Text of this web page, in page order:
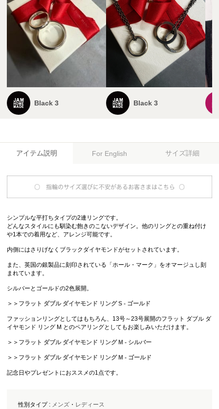
Black 3 Black 3
アイテム説明 For English サイズ詳細
シンプルな平打ちタイプの2連リングです。
どんなスタイルにも馴染む飽きのこないデザイン。他のリングとの重ね付け
や1本での着用など、アレンジ可能です。
内側にはさりげなくブラックダイヤモンドがセットされています。
また、英国の銀製品に刻印されている「ホール・マーク」をオマージュし刻
まれています。
シルバーとゴールドの2色展開。
＞＞フラット ダブル ダイヤモンド リング S - ゴールド
ファッションリングとしてはもちろん、13号～23号展開のフラット ダブル ダ
イヤモンド リング M とのペアリングとしてもお楽しみいただけます。
＞＞フラット ダブル ダイヤモンド リング M - シルバー
＞＞フラット ダブル ダイヤモンド リング M - ゴールド
記念日やプレゼントにおススメの1点です。
性別タイプ : メンズ・ レディース